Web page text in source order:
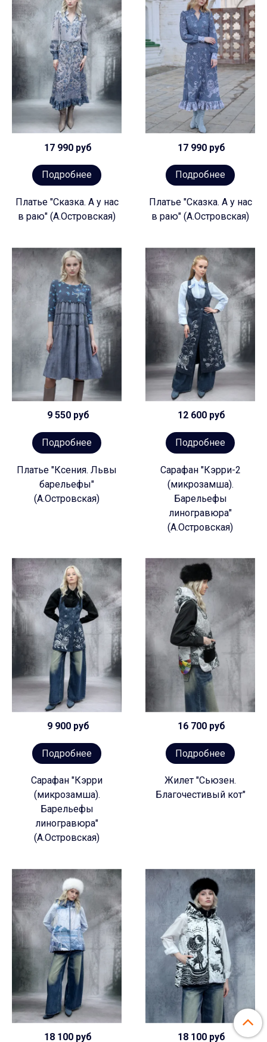
17 990 руб
Подробнее
Платье "Сказка. А у нас
в раю" (А.Островская)
17 990 руб
Подробнее
Платье "Сказка. А у нас
в раю" (А.Островская)
9 550 руб
Подробнее
Платье "Ксения. Львы
барельефы"
(А.Островская)
12 600 руб
Подробнее
Сарафан "Кэрри-2
(микрозамша).
Барельефы
линогравюра"
(А.Островская)
9 900 руб
Подробнее
Сарафан "Кэрри
(микрозамша).
Барельефы
линогравюра"
(А.Островская)
16 700 руб
Подробнее
Жилет "Сьюзен.
Благочестивый кот"
18 100 руб 18 100 руб